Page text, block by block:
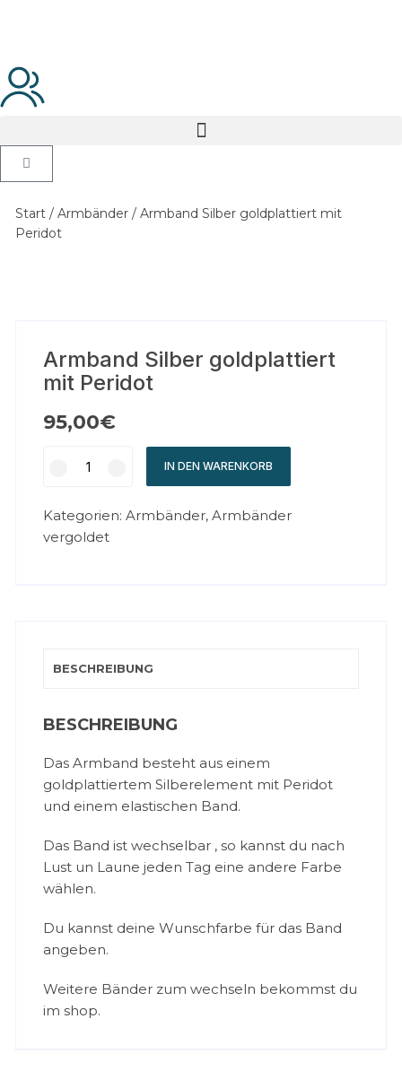
Start /Armbänder / Armband Silber goldplattiert mit
Peridot
Armband Silber goldplattiert
mit Peridot
95,00€
IN DEN WARENKORB
Kategorien:Armbänder,Armbänder
vergoldet
BESCHREIBUNG
BESCHREIBUNG
Das Armband besteht aus einem
goldplattiertem Silberelement mit Peridot
und einem elastischen Band.
Das Band ist wechselbar , so kannst du nach
Lust un Laune jeden Tag eine andere Farbe
wählen.
Du kannst deine Wunschfarbe für das Band
angeben.
Weitere Bänder zum wechseln bekommst du
im shop.